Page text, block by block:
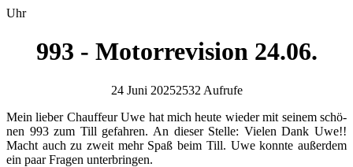
Uhr
993 - Motorrevision 24.06.
24 Juni 20252532 Aufrufe
Mein lie­ber Chauf­feur Uwe hat mich heute wie­der mit sei­nem schö­
nen 993 zum Till ge­fah­ren. An die­ser Stel­le: Vie­len Dank Uwe!!
Macht auch zu zweit mehr Spaß beim Till. Uwe konn­te au­ßer­dem
ein paar Fra­gen un­ter­brin­gen.